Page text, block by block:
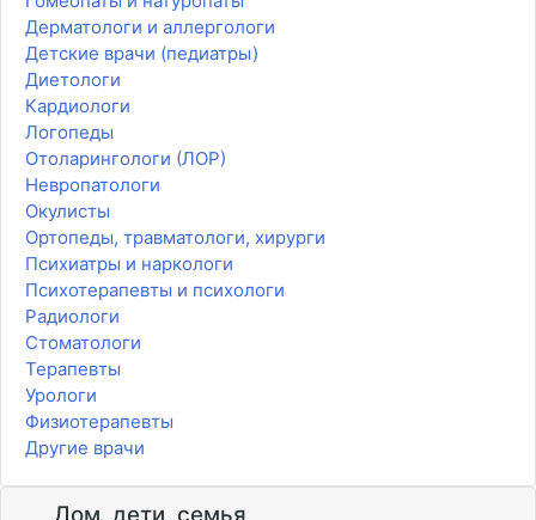
Дерматологи и аллергологи
Детские врачи (педиатры)
Диетологи
Кардиологи
Логопеды
Отоларингологи (ЛОР)
Невропатологи
Окулисты
Ортопеды, травматологи, хирурги
Психиатры и наркологи
Психотерапевты и психологи
Радиологи
Стоматологи
Терапевты
Урологи
Физиотерапевты
Другие врачи